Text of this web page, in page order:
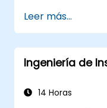
potenciadas por
Leer más...
Ingeniería de
14 Horas